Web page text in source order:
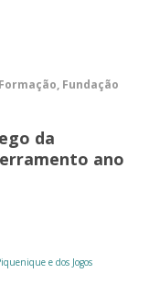
Fundação
da
ano